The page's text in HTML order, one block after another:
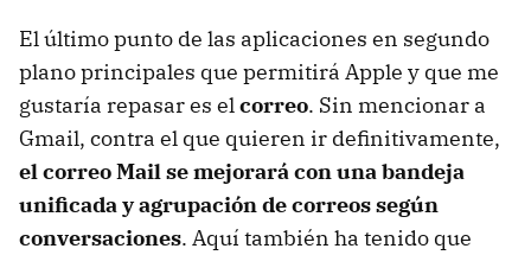
El último punto de las aplicaciones en segundo
plano principales que permitirá Apple y que me
gustaría repasar es elcorreo. Sin mencionar a
Gmail, contra el que quieren ir definitivamente,
el correo Mail se mejorará con una bandeja
unificada y agrupación de correos según
conversaciones. Aquí también ha tenido que